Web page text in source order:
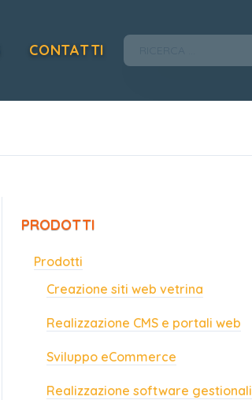
CONTATTI
PRODOTTI
Prodotti
Creazione siti web vetrina
Realizzazione CMS e portali web
Sviluppo eCommerce
Realizzazione software gestionali